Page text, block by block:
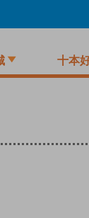
十本